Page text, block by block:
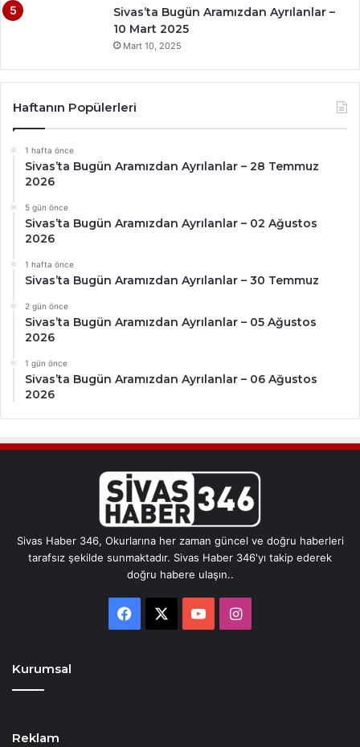
Sivas’ta Bugün Aramızdan Ayrılanlar –
10 Mart 2025
Mart 10, 2025
Haftanın Popülerleri
1 hafta önce
Sivas’ta Bugün Aramızdan Ayrılanlar – 28 Temmuz
2026
5 gün önce
Sivas’ta Bugün Aramızdan Ayrılanlar – 02 Ağustos
2026
1 hafta önce
Sivas’ta Bugün Aramızdan Ayrılanlar – 30 Temmuz
2 gün önce
Sivas’ta Bugün Aramızdan Ayrılanlar – 05 Ağustos
2026
1 gün önce
Sivas’ta Bugün Aramızdan Ayrılanlar – 06 Ağustos
2026
Sivas Haber 346, Okurlarına her zaman güncel ve doğru haberleri
tarafsız şekilde sunmaktadır. Sivas Haber 346'yı takip ederek
doğru habere ulaşın..
Facebook YouTubeInstagram
Kurumsal
Reklam